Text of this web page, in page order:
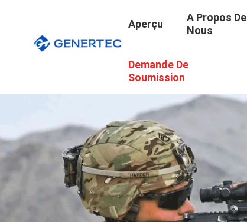
Aperçu
A Propos De
Nous
Demande De
Soumission